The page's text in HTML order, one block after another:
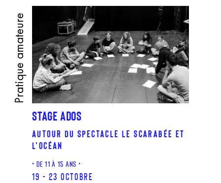
Pratique amateure
STAGE ADOS
Autour du spectacle Le Scarabée et
l'Océan
DE 11 À 15 ANS
19 - 23 octobre